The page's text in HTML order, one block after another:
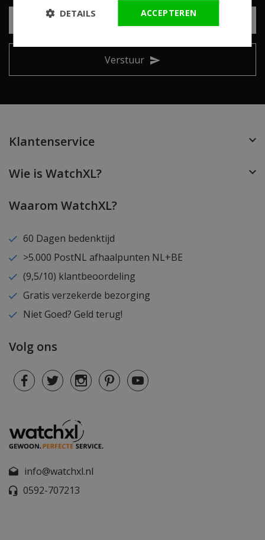
Verstuur
Klantenservice
Wie is WatchXL?
Waarom WatchXL?
60 Dagen bedenktijd
>5.000 PostNL afhaalpunten NL+BE
(9,5/10) klantbeoordeling
Gratis verzekerde bezorging
Niet Goed? Geld terug!
Volg ons
info@watchxl.nl
0592-707213
ACCEPTEREN
DETAILS